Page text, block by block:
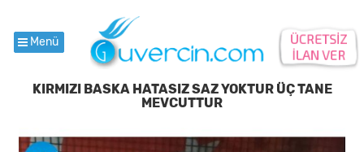
Menü
KIRMIZI BASKA HATASIZ SAZ YOKTUR ÜÇ TANE
MEVCUTTUR